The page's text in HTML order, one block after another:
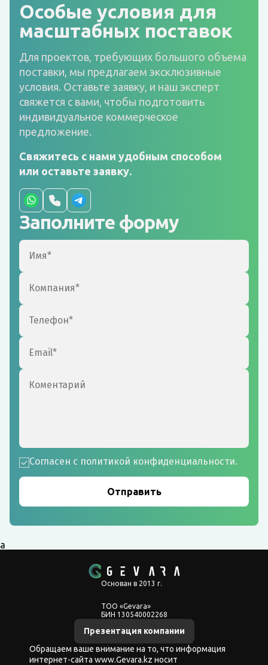
Особые условия для
масштабных поставок
Для проектов, требующих большого объема
поставки, мы предлагаем эксклюзивные
условия. Оставьте заявку, и наш эксперт
свяжется с вами, чтобы подготовить
индивидуальное коммерческое
предложение.
Свяжитесь с нами удобным способом
или оставьте заявку.
Заполните форму
Согласен с политикой конфиденциальности.
а
Основан в 2013 г.
ТОО «Gevara»
БИН 130540002268
Презентация компании
Обращаем ваше внимание на то, что информация
интернет-сайта www.Gevara.kz носит